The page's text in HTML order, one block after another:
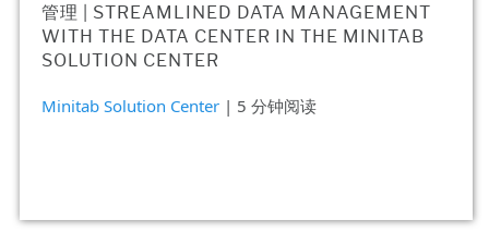
管理 | STREAMLINED DATA MANAGEMENT
WITH THE DATA CENTER IN THE MINITAB
SOLUTION CENTER
Minitab Solution Center | 5 分钟阅读